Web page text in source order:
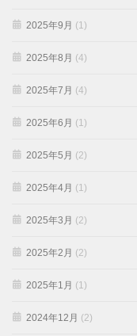
2025年9月 (1)
2025年8月 (4)
2025年7月 (4)
2025年6月 (1)
2025年5月 (2)
2025年4月 (1)
2025年3月 (2)
2025年2月 (2)
2025年1月 (1)
2024年12月 (2)